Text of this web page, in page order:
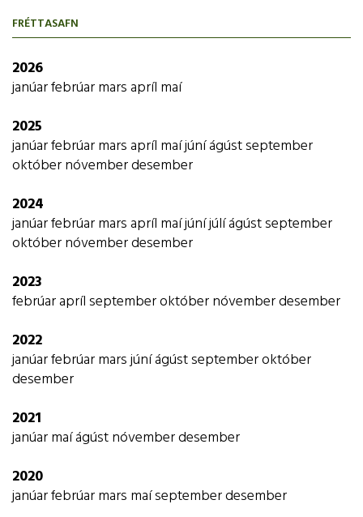
FRÉTTASAFN
2026
janúarfebrúarmarsapríl maí
2025
janúarfebrúarmarsapríl maíjúníágústseptember
októbernóvemberdesember
2024
janúarfebrúarmarsapríl maíjúníjúlíágústseptember
októbernóvemberdesember
2023
febrúaraprílseptemberoktóbernóvemberdesember
2022
janúarfebrúarmarsjúníágústseptemberoktóber
desember
2021
janúarmaíágústnóvemberdesember
2020
janúarfebrúarmars maíseptemberdesember